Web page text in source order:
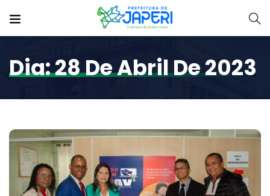
Dia:28 De Abril De 2023